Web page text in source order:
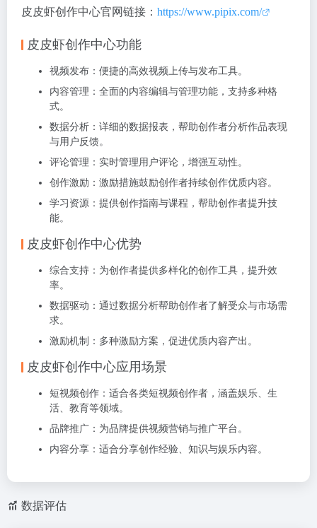
皮皮虾创作中心官网链接： https://www.pipix.com/
皮皮虾创作中心功能
视频发布 ：便捷的高效视频上传与发布工具。
内容管理 ：全面的内容编辑与管理功能，支持多种格
式。
数据分析 ：详细的数据报表，帮助创作者分析作品表现
与用户反馈。
评论管理 ：实时管理用户评论，增强互动性。
创作激励 ：激励措施鼓励创作者持续创作优质内容。
学习资源 ：提供创作指南与课程，帮助创作者提升技
能。
皮皮虾创作中心优势
综合支持 ：为创作者提供多样化的创作工具，提升效
率。
数据驱动 ：通过数据分析帮助创作者了解受众与市场需
求。
激励机制 ：多种激励方案，促进优质内容产出。
皮皮虾创作中心应用场景
短视频创作 ：适合各类短视频创作者，涵盖娱乐、生
活、教育等领域。
品牌推广 ：为品牌提供视频营销与推广平台。
内容分享 ：适合分享创作经验、知识与娱乐内容。
数据评估